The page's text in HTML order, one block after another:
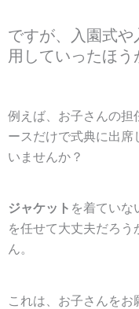
ですが、入園式や
用していったほう
例えば、お子さんの担
ースだけで式典に出席
いませんか？
ジャケット を着ていな
を任せて大丈夫だろ
ん。
これは、お子さんを